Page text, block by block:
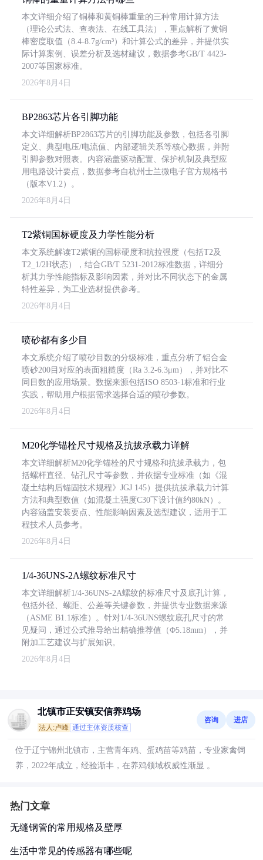
本文详细介绍了铜棒和黄铜棒重量的三种常用计算方法
（理论公式法、查表法、在线工具法），重点解析了黄铜
棒密度取值（8.4-8.7g/cm³）和计算公式的差异，并提供实
际计算案例、误差分析及选材建议，数据参考GB/T 4423-
2007等国家标准。
2026年8月4日
BP2863芯片各引脚功能
本文详细解析BP2863芯片的引脚功能及参数，包括各引脚
定义、典型电压/电流值、内部逻辑关系等核心数据，并附
引脚参数对照表。内容涵盖驱动配置、保护机制及典型应
用电路设计要点，数据参考自杭州士兰微电子官方规格书
（版本V1.2）。
2026年8月4日
T2紫铜国标硬度及力学性能分析
本文系统解读T2紫铜的国标硬度和抗拉强度（包括T2及
T2_1/2H状态），结合GB/T 5231-2012标准数据，详细分
析其力学性能指标及影响因素，并对比不同状态下的金属
特性差异，为工业选材提供参考。
2026年8月4日
喷砂都有多少目
本文系统介绍了喷砂目数的分级标准，重点分析了铝合金
喷砂200目对应的表面粗糙度（Ra 3.2-6.3μm），并对比不
同目数的应用场景。数据来源包括ISO 8503-1标准和行业
实践，帮助用户根据需求选择合适的喷砂参数。
2026年8月4日
M20化学锚栓尺寸规格及抗拔承载力详解
本文详细解析M20化学锚栓的尺寸规格和抗拔承载力，包
括螺杆直径、钻孔尺寸等参数，并依据专业标准（如《混
凝土结构后锚固技术规程》JGJ 145）提供抗拔承载力计算
方法和典型数值（如混凝土强度C30下设计值约80kN）。
内容涵盖安装要点、性能影响因素及选型建议，适用于工
程技术人员参考。
2026年8月4日
1/4-36UNS-2A螺纹标准尺寸
本文详细解析1/4-36UNS-2A螺纹的标准尺寸及底孔计算，
包括外径、螺距、公差等关键参数，并提供专业数据来源
（ASME B1.1标准）。针对1/4-36UNS螺纹底孔尺寸的常
见疑问，通过公式推导给出精确推荐值（Φ5.18mm），并
附加工艺建议与扩展知识。
2026年8月4日
北镇市正安镇安信养鸡场
法人:卢峰 通过主体资质核查
咨询 进店
位于辽宁锦州北镇市，主营青年鸡、蛋鸡苗等鸡苗，专业家禽饲
养，2022年成立，经验渐丰，在养鸡领域权威性渐显 。
热门文章
无缝钢管的常用规格及壁厚
生活中常见的传感器有哪些呢